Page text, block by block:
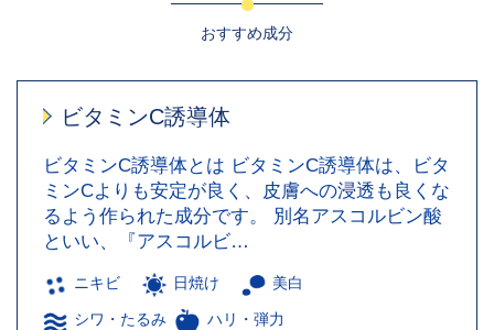
おすすめ成分
ビタミンC誘導体
ビタミンC誘導体とは ビタミンC誘導体は、ビタ
ミンCよりも安定が良く、皮膚への浸透も良くな
るよう作られた成分です。 別名アスコルビン酸
といい、『アスコルビ…
ニキビ 日焼け 美白
シワ・たるみ ハリ・弾力